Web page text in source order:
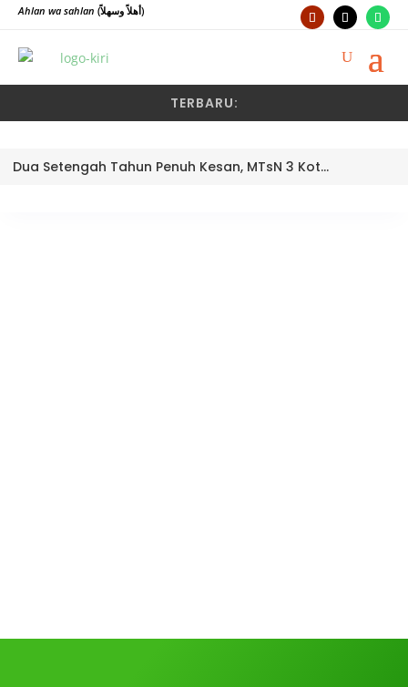
Ahlan wa sahlan (أهلاً وسهلاً)
TERBARU:
Dua Setengah Tahun Penuh Kesan, MTsN 3 Kota Padang Lepas Pengawas Pembina Dra. Nayusminar Nasrun